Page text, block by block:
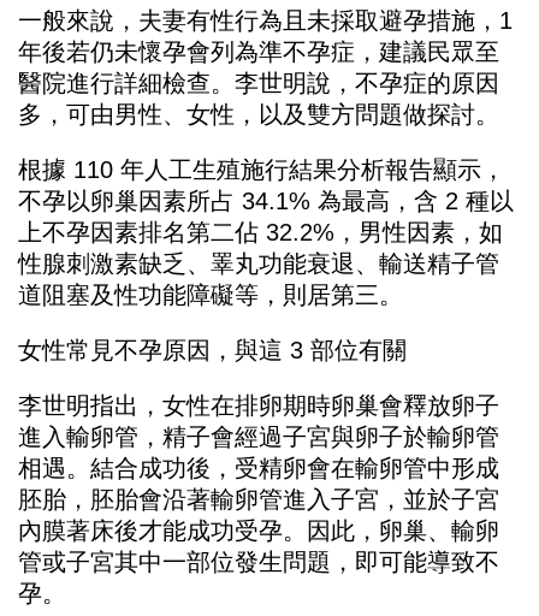
一般來說，夫妻有性行為且未採取避孕措施，1
年後若仍未懷孕會列為準不孕症，建議民眾至
醫院進行詳細檢查。李世明說，不孕症的原因
多，可由男性、女性，以及雙方問題做探討。
根據 110 年人工生殖施行結果分析報告顯示，
不孕以卵巢因素所占 34.1% 為最高，含 2 種以
上不孕因素排名第二佔 32.2%，男性因素，如
性腺刺激素缺乏、睪丸功能衰退、輸送精子管
道阻塞及性功能障礙等，則居第三。
女性常見不孕原因，與這 3 部位有關
李世明指出，女性在排卵期時卵巢會釋放卵子
進入輸卵管，精子會經過子宮與卵子於輸卵管
相遇。結合成功後，受精卵會在輸卵管中形成
胚胎，胚胎會沿著輸卵管進入子宮，並於子宮
內膜著床後才能成功受孕。因此，卵巢、輸卵
管或子宮其中一部位發生問題，即可能導致不
孕。